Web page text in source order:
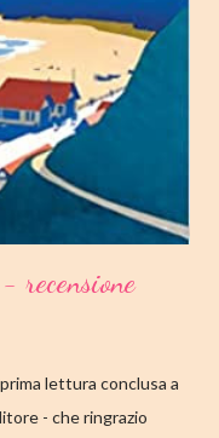
acclamato a livello
in fretta: costretta ad
anni compie i
il vestito buono e
recensione
lettura conclusa a
- che ringrazio